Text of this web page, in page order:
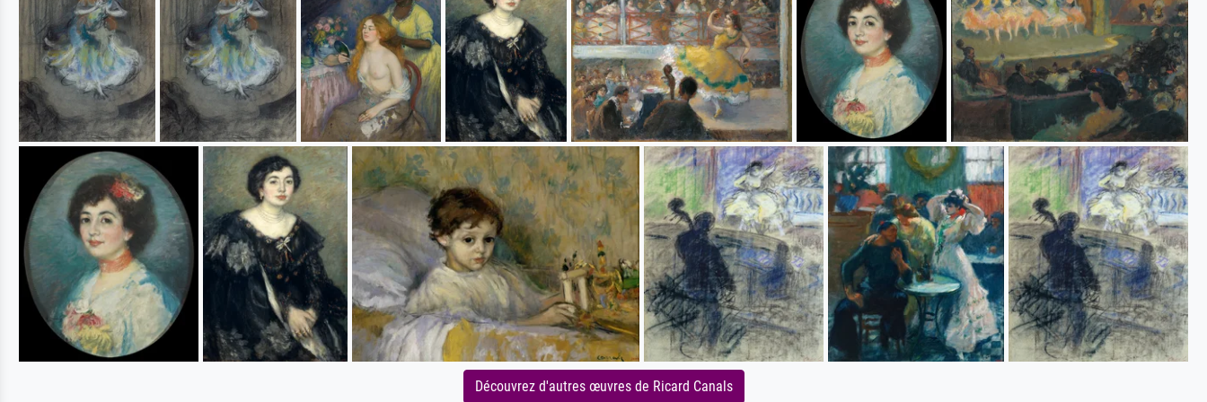
Découvrez d'autres œuvres de Ricard Canals